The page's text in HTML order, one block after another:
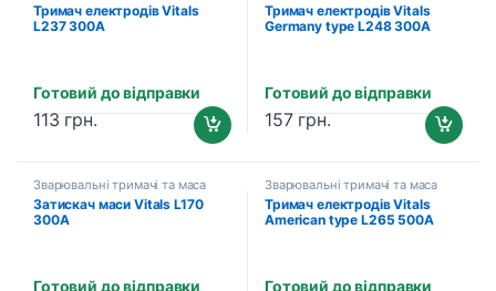
Тримач електродів Vitals
L237 300A
Готовий до відправки
113 грн.
Тримач електродів Vitals
Germany type L248 300A
Готовий до відправки
157 грн.
Зварювальні тримачі та маса
Затискач маси Vitals L170
300A
Готовий до відправки
Зварювальні тримачі та маса
Тримач електродів Vitals
American type L265 500A
Готовий до відправки